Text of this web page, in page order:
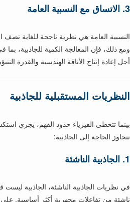
3. الاتساق مع النسبية العامة
النسبية العامة هي نظرية ناجحة للغاية تصف
ومع ذلك، فإن المعالجة الكمية للجاذبية،
أجل إعادة إنتاج الأناقة الهندسية والقدرة
النظريات المستقبلية للجاذبية
بينما تتخطى الفيزياء حدود الفهم، يجري
تتجاوز الحاجة إلى الجاذبية:
1. الجاذبية الناشئة
في نظريات الجاذبية الناشئة، الجاذبية
ناشئة من تفاعلات مجهرية أكثر أساسية.